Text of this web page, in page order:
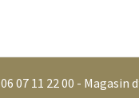
06 07 11 22 00 -